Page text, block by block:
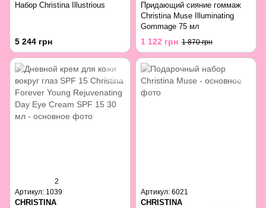
Набор Christina Illustrious
5 244 грн
Придающий сияние гоммаж
Christina Muse Illuminating
Gommage 75 мл
1 122 грн 1 870 грн
2
Артикул: 1039
CHRISTINA
Артикул: 6021
CHRISTINA